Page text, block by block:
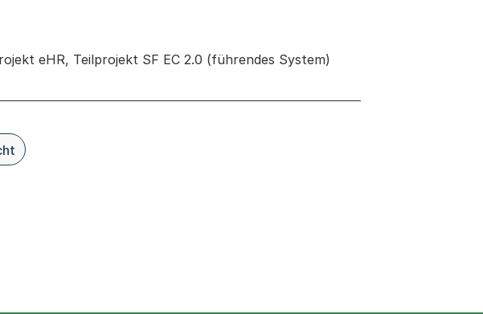
eHR, Teilprojekt SF EC 2.0 (führendes System)